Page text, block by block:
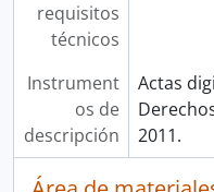
requisitos
técnicos
Instrument
os de
descripción
Actas
2011.